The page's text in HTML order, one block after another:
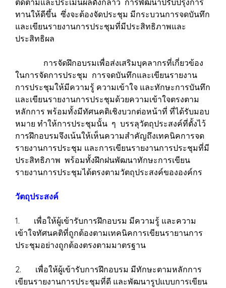
ติดตามและประเมินผลดังกล่าว การพัฒนาปรับปรุงการ
ทานให้ดีขึ้น ซึ่งจะต้องจัดประชุม มีกระบวนการจดบันทึก
และเขียนรายงานการประชุมที่มีประสิทธิภาพและ
ประสิทธิผล
การจัดฝึกอบรมเพื่อส่งเสริมบุคลากรที่เกี่ยวข้อง
ในการจัดการประชุม การจดบันทึกและเขียนรายงาน
การประชุมให้มีความรู้ ความเข้าใจ และทักษะการบันทึก
และเขียนรายงานการประชุมด้วยความเข้าใจตรงตาม
หลักการ พร้อมทั้งมีทัศนคติเชิงบวกต่อหน้าที่ ที่ได้รับมอบ
หมาย ทำให้การประชุมนั้น ๆ บรรลุวัตถุประสงค์ที่ตั้งไว้
การฝึกอบรมจึงเน้นให้เห็นความสำคัญถึงเทคนิคการจด
รายงานการประชุม และการเขียนรายงานการประชุมที่มี
ประสิทธิภาพ พร้อมทั้งฝึกฝนพัฒนาทักษะการเขียน
รายงานการประชุมได้ตรงตามวัตถุประสงค์ขององค์กร
วัตถุประสงค์
1. เพื่อให้ผู้เข้ารับการฝึกอบรม มีความรู้ และความ
เข้าใจทัศนคติที่ถูกต้องตามเทคนิคการเขียนรายานการ
ประชุมอย่างถูกต้องตรงตามมาตรฐาน
2. เพื่อให้ผู้เข้ารับการฝึกอบรม มีทักษะตามหลักการ
เขียนรายงานการประชุมที่ดี และพัฒนารูปแบบการเขียน